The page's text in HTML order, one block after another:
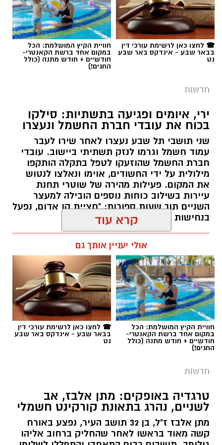
☎ לחצו כאן לרשימת עורכי דין
בבאר שבע - אינדקס באר שבע
נט
חוויית הקיץ המושלמת: הכל
במקום אחד ברשת הקאנטרי-
חודשיים + חודש מתנה (כולל
החגים!)
חדשות
ירי, איומים ופגיעה בתשתיות: סילקו
בכוח את עובדי חברת החשמל ונעצרו
שני תושבי תל שבע נעצרו לאחר שירו לעבר
עמוד חשמל וגרמו לנזק תשתיתי ביישוב. עובדי
חברת החשמל שהוזעקו לטפל בתקלה הותקפו
מילולית על ידי החשודים, אוימו ונאלצו לנטוש
את המקום. פעילות מהירה של שוטרי תחנת
עיירות בשילוב כוחות נוספים הובילה למעצר
השניים תוך שעות ספורות: "חציית קו אדום, נפעל
בנחישות נגד מי שינסה להטיל מורא".
תגים:חברת חשמל, תל שבע
קרא עוד
אולי יעניין אותך גם
חוויית הקיץ המושלמת: הכל
במקום אחד ברשת הקאנטרי-
חודשיים + חודש מתנה (כולל
החגים!)
☎ לחצו כאן לרשימת עורכי דין
בבאר שבע - אינדקס באר שבע
נט
חדשות
טרגדיה באופקים: מתן אלבז, אב
לשניים, נהרג בתאונת קורקינט חשמלי
מתן אלבז ז"ל, בן 32 תושב העיר, נפצע באורח
קשה מאוד בראשו לאחר שהחליק ברחוב אליהו